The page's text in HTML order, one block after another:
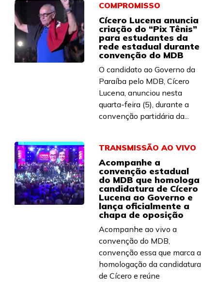
COMPROMISSO
Cícero Lucena anuncia
criação do “Pix Tênis”
para estudantes da
rede estadual durante
convenção do MDB
O candidato ao Governo da
Paraíba pelo MDB, Cícero
Lucena, anunciou nesta
quarta-feira (5), durante a
convenção partidária da...
TRANSMISSÃO AO VIVO
Acompanhe a
convenção estadual
do MDB que homologa
candidatura de Cícero
Lucena ao Governo e
lança oficialmente a
chapa de oposição
Acompanhe ao vivo a
convenção do MDB,
convenção essa que marca a
homologação da candidatura
de Cícero e reúne